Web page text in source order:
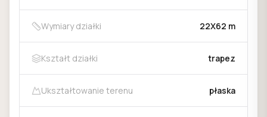
Wymiary działki 22X62 m
Kształt działki trapez
Ukształtowanie terenu płaska